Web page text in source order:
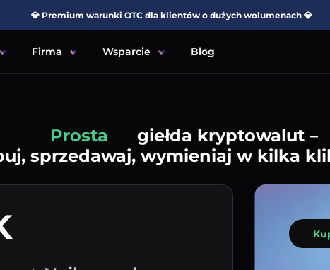
💎 Premium warunki OTC dla klientów o dużych wolumenach 💎
Firma Wsparcie Blog
Prosta
giełda kryptowalut –
sprzedawaj, wymieniaj w kilka